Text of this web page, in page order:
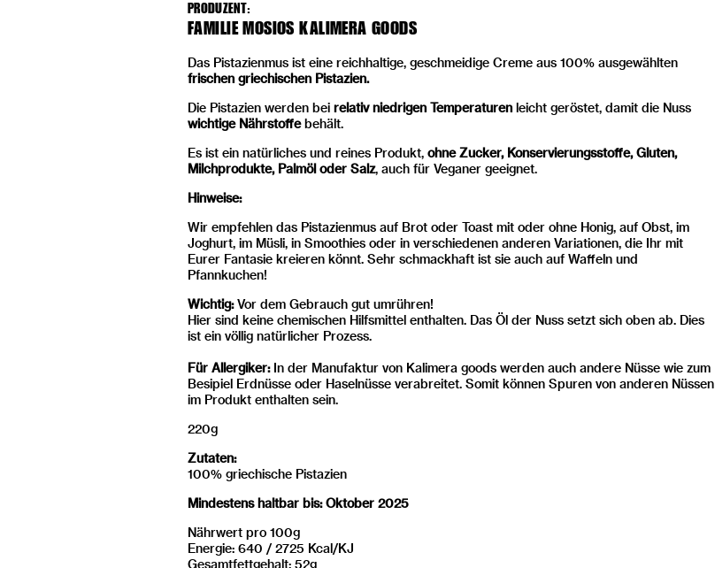
PRODUZENT:
FAMILIE MOSIOS KALIMERA GOODS
Das Pistazienmus ist eine reichhaltige, geschmeidige Creme aus 100% ausgewählten
frischen griechischen Pistazien.
Die Pistazien werden bei relativ niedrigen Temperaturen leicht geröstet, damit die Nuss
wichtige Nährstoffebehält.
Es ist ein natürliches und reines Produkt, ohne Zucker, Konservierungsstoffe, Gluten,
Milchprodukte, Palmöl oder Salz, auch für Veganer geeignet.
Hinweise:
Wir empfehlen das Pistazienmus auf Brot oder Toast mit oder ohne Honig, auf Obst, im
Joghurt, im Müsli, in Smoothies oder in verschiedenen anderen Variationen, die Ihr mit
Eurer Fantasie kreieren könnt. Sehr schmackhaft ist sie auch auf Waffeln und
Pfannkuchen!
Wichtig:Vor dem Gebrauch gut umrühren!
Hier sind keine chemischen Hilfsmittel enthalten. Das Öl der Nuss setzt sich oben ab. Dies
ist ein völlig natürlicher Prozess.
Für Allergiker:In der Manufaktur von Kalimera goods werden auch andere Nüsse wie zum
Besipiel Erdnüsse oder Haselnüsse verabreitet. Somit können Spuren von anderen Nüssen
im Produkt enthalten sein.
220g
Zutaten:
100% griechische Pistazien
Mindestens haltbar bis: Oktober 2025
Nährwert pro 100g
Energie: 640 / 2725 Kcal/KJ
Gesamtfettgehalt: 52g